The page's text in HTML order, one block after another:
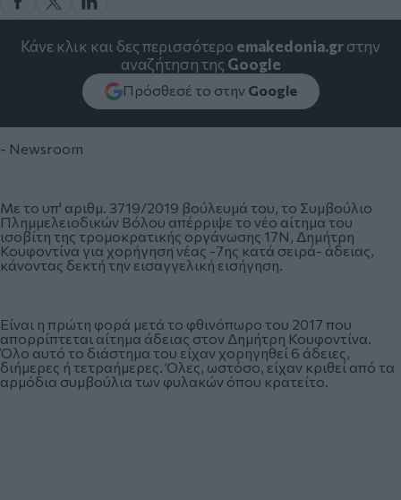
Κάνε κλικ και δες περισσότερο emakedonia.grστην
αναζήτηση της Google
Πρόσθεσέ το στην Google
- Newsroom
Με το υπ' αριθμ. 3719/2019 βούλευμά του, το Συμβούλιο
Πλημμελειοδικών Βόλου απέρριψε το νέο αίτημα του
ισοβίτη της τρομοκρατικής οργάνωσης 17Ν, Δημήτρη
Κουφοντίνα για χορήγηση νέας -7ης κατά σειρά- άδειας,
κάνοντας δεκτή την εισαγγελική εισήγηση.
Είναι η πρώτη φορά μετά το φθινόπωρο του 2017 που
απορρίπτεται αίτημα άδειας στον Δημήτρη Κουφοντίνα.
Όλο αυτό το διάστημα του είχαν χορηγηθεί 6 άδειες,
διήμερες ή τετραήμερες. Όλες, ωστόσο, είχαν κριθεί από τα
αρμόδια συμβούλια των φυλακών όπου κρατείτο.